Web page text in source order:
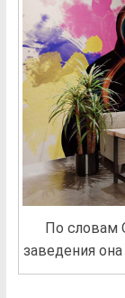
По словам
заведения